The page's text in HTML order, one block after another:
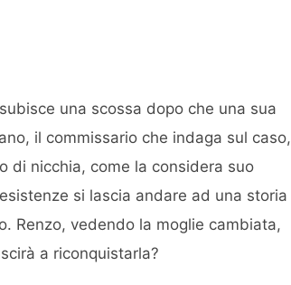
una scossa dopo che una sua
il commissario che indaga sul caso,
di nicchia, come la considera suo
si lascia andare ad una storia
Renzo, vedendo la moglie cambiata,
a riconquistarla?